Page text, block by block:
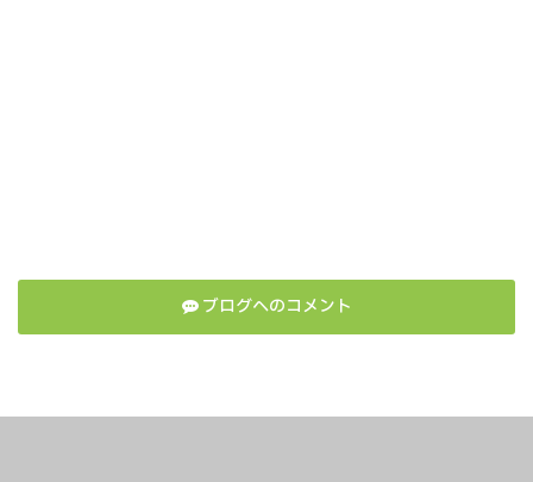
ブログへのコメント